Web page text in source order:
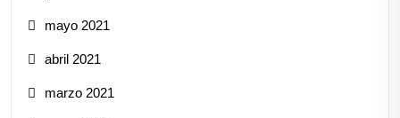
mayo 2021
abril 2021
marzo 2021